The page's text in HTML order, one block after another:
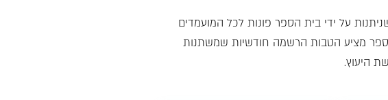
על ידי בית הספר פונות לכל המועמדים
מציע הטבות הרשמה חודשיות שמשתנות
היעוץ.